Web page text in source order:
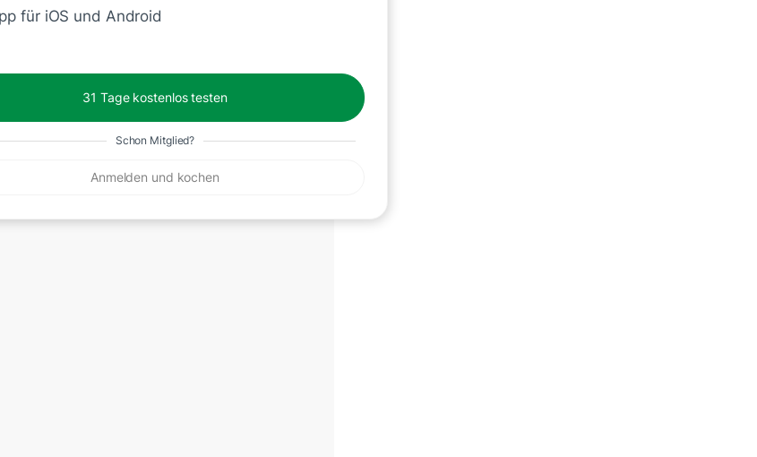
für iOS und Android
31 Tage kostenlos testen
Schon Mitglied?
Anmelden und kochen